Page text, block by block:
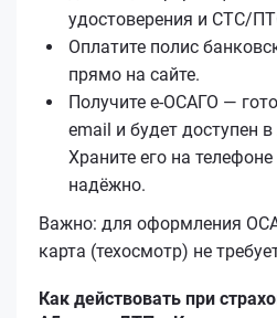
удостоверения и СТС/
Оплатите полис
прямо на сайте.
Получите е‑ОСАГО —
email и будет доступен
Храните его на
надёжно.
Важно: для оформления
карта (техосмотр) не
Как действовать при